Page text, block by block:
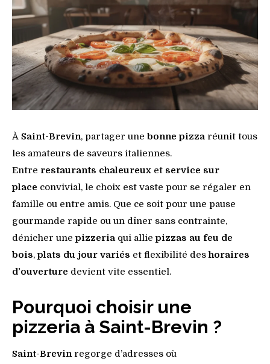
À Saint-Brevin, partager unebonne pizzaréunit tous
les amateurs de saveurs italiennes.
Entre restaurants chaleureux et service sur
place convivial, le choix est vaste pour se régaler en
famille ou entre amis. Que ce soit pour une pause
gourmande rapide ou un dîner sans contrainte,
dénicher unepizzeriaqui alliepizzas au feu de
bois,plats du jour variés et flexibilité deshoraires
d’ouverture devient vite essentiel.
Pourquoi choisir une
pizzeria à Saint-Brevin ?
Saint-Brevinregorge d’adresses où